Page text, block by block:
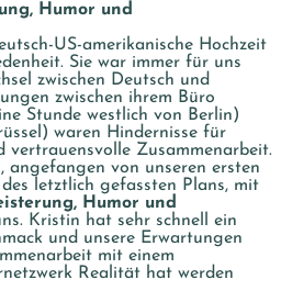
Humor und
US-amerikanische Hochzeit
Sie war immer für uns
zwischen Deutsch und
zwischen ihrem Büro
Stunde westlich von Berlin)
waren Hindernisse für
vertrauensvolle Zusammenarbeit.
angefangen von unseren ersten
letztlich gefassten Plans, mit
Humor und
Kristin hat sehr schnell ein
und unsere Erwartungen
mit einem
Realität hat werden